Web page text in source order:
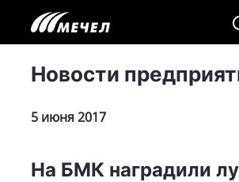
Новости
5 июня 2017
На БМК наградили